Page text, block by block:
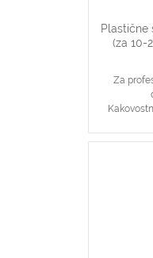
Plastične
(za 10-
Za
vsestranski
6 mm
20
plastične